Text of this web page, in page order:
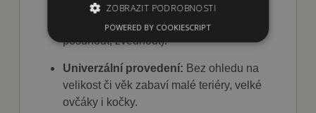
Inovativní mechanismus:Otočný střed
nutí zvíře plánovat své kroky (otočit,
posunout, zvednout).
Univerzální provedení: Bez ohledu na
velikost či věk zabaví malé teriéry, velké
ovčáky i kočky.
ZOBRAZIT PODROBNOSTI
Nezbytně nutné soubory
Výkonové soubory
Soubory cílení
Funkční soubory
POWERED BY COOKIESCRIPT